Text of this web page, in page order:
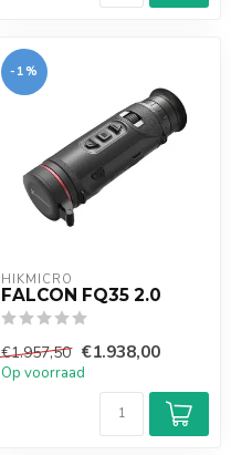
-1%
HIKMICRO
FALCON FQ35 2.0
€1.957,50 €1.938,00
Op voorraad